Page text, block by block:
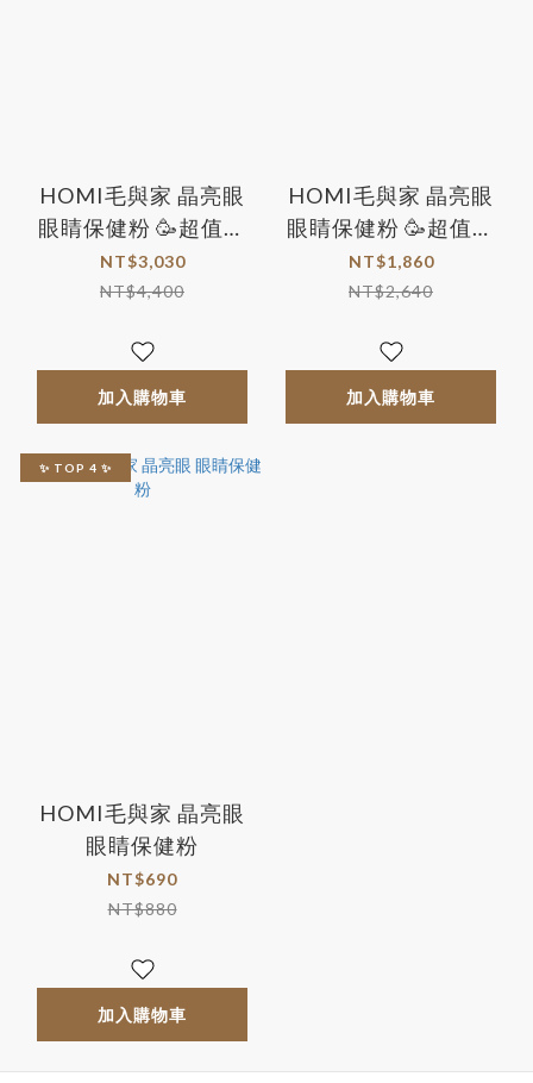
HOMI毛與家 晶亮眼
眼睛保健粉 🥳超值五
盒組🥳
NT$3,030
NT$4,400
加入購物車
HOMI毛與家 晶亮眼
眼睛保健粉 🥳超值三
盒組🥳
NT$1,860
NT$2,640
加入購物車
✨ TOP 4 ✨
HOMI毛與家 晶亮眼
眼睛保健粉
NT$690
NT$880
加入購物車